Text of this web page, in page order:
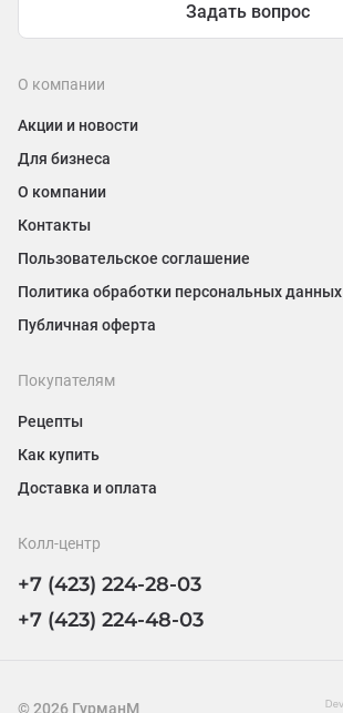
О компании
Акции и новости
Для бизнеса
О компании
Контакты
Пользовательское соглашение
Политика обработки персональных данных
Публичная оферта
Покупателям
Рецепты
Как купить
Доставка и оплата
Колл-центр
+7 (423) 224-28-03
+7 (423) 224-48-03
Задать вопрос
© 2026 ГурманМ